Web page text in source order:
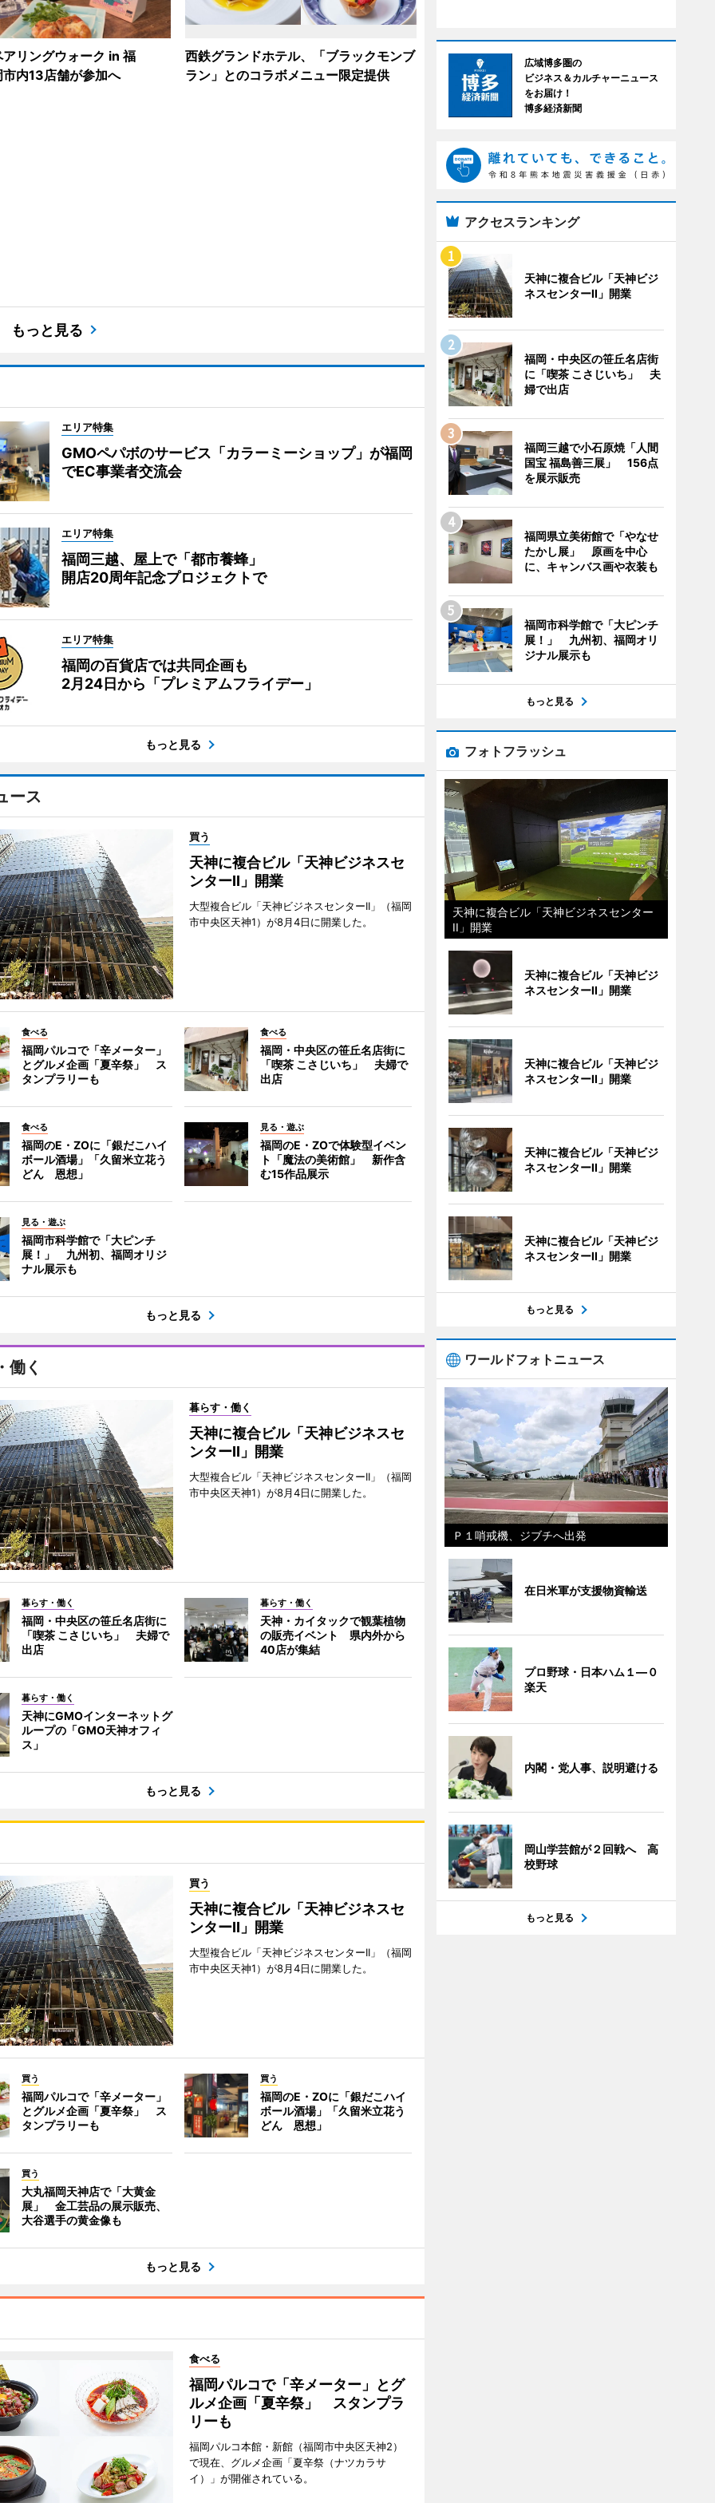
リングウォーク in 福
内13店舗が参加へ
西鉄グランドホテル、「ブラックモンブ
ラン」とのコラボメニュー限定提供
もっと見る
エリア特集
GMOペパボのサービス「カラーミーショップ」が福岡
でEC事業者交流会
エリア特集
福岡三越、屋上で「都市養蜂」
開店20周年記念プロジェクトで
エリア特集
福岡の百貨店では共同企画も
2月24日から「プレミアムフライデー」
もっと見る
ース
買う
天神に複合ビル「天神ビジネスセ
ンターII」開業
大型複合ビル「天神ビジネスセンターII」（福岡
市中央区天神1）が8月4日に開業した。
食べる
福岡パルコで「辛メーター」
とグルメ企画「夏辛祭」 ス
タンプラリーも
食べる
福岡・中央区の笹丘名店街に
「喫茶 こさじいち」 夫婦で
出店
食べる
福岡のE・ZOに「銀だこハイ
ボール酒場」「久留米立花う
どん 恩想」
見る・遊ぶ
福岡のE・ZOで体験型イベン
ト「魔法の美術館」 新作含
む15作品展示
見る・遊ぶ
福岡市科学館で「大ピンチ
展！」 九州初、福岡オリジ
ナル展示も
もっと見る
働く
暮らす・働く
天神に複合ビル「天神ビジネスセ
ンターII」開業
大型複合ビル「天神ビジネスセンターII」（福岡
市中央区天神1）が8月4日に開業した。
暮らす・働く
福岡・中央区の笹丘名店街に
「喫茶 こさじいち」 夫婦で
出店
暮らす・働く
天神・カイタックで観葉植物
の販売イベント 県内外から
40店が集結
暮らす・働く
天神にGMOインターネットグ
ループの「GMO天神オフィ
ス」
もっと見る
買う
天神に複合ビル「天神ビジネスセ
ンターII」開業
大型複合ビル「天神ビジネスセンターII」（福岡
市中央区天神1）が8月4日に開業した。
買う
福岡パルコで「辛メーター」
とグルメ企画「夏辛祭」 ス
タンプラリーも
買う
福岡のE・ZOに「銀だこハイ
ボール酒場」「久留米立花う
どん 恩想」
買う
大丸福岡天神店で「大黄金
展」 金工芸品の展示販売、
大谷選手の黄金像も
もっと見る
食べる
福岡パルコで「辛メーター」とグ
ルメ企画「夏辛祭」 スタンプラ
リーも
福岡パルコ本館・新館（福岡市中央区天神2）
で現在、グルメ企画「夏辛祭（ナツカラサ
イ）」が開催されている。
広域博多圏の
ビジネス＆カルチャーニュース
をお届け！
博多経済新聞
アクセスランキング
天神に複合ビル「天神ビジ
ネスセンターII」開業
福岡・中央区の笹丘名店街
に「喫茶 こさじいち」 夫
婦で出店
福岡三越で小石原焼「人間
国宝 福島善三展」 156点
を展示販売
福岡県立美術館で「やなせ
たかし展」 原画を中心
に、キャンバス画や衣装も
福岡市科学館で「大ピンチ
展！」 九州初、福岡オリ
ジナル展示も
もっと見る
フォトフラッシュ
天神に複合ビル「天神ビジネスセンター
II」開業
天神に複合ビル「天神ビジ
ネスセンターII」開業
天神に複合ビル「天神ビジ
ネスセンターII」開業
天神に複合ビル「天神ビジ
ネスセンターII」開業
天神に複合ビル「天神ビジ
ネスセンターII」開業
もっと見る
ワールドフォトニュース
Ｐ１哨戒機、ジブチへ出発
在日米軍が支援物資輸送
プロ野球・日本ハム１―０
楽天
内閣・党人事、説明避ける
岡山学芸館が２回戦へ 高
校野球
もっと見る